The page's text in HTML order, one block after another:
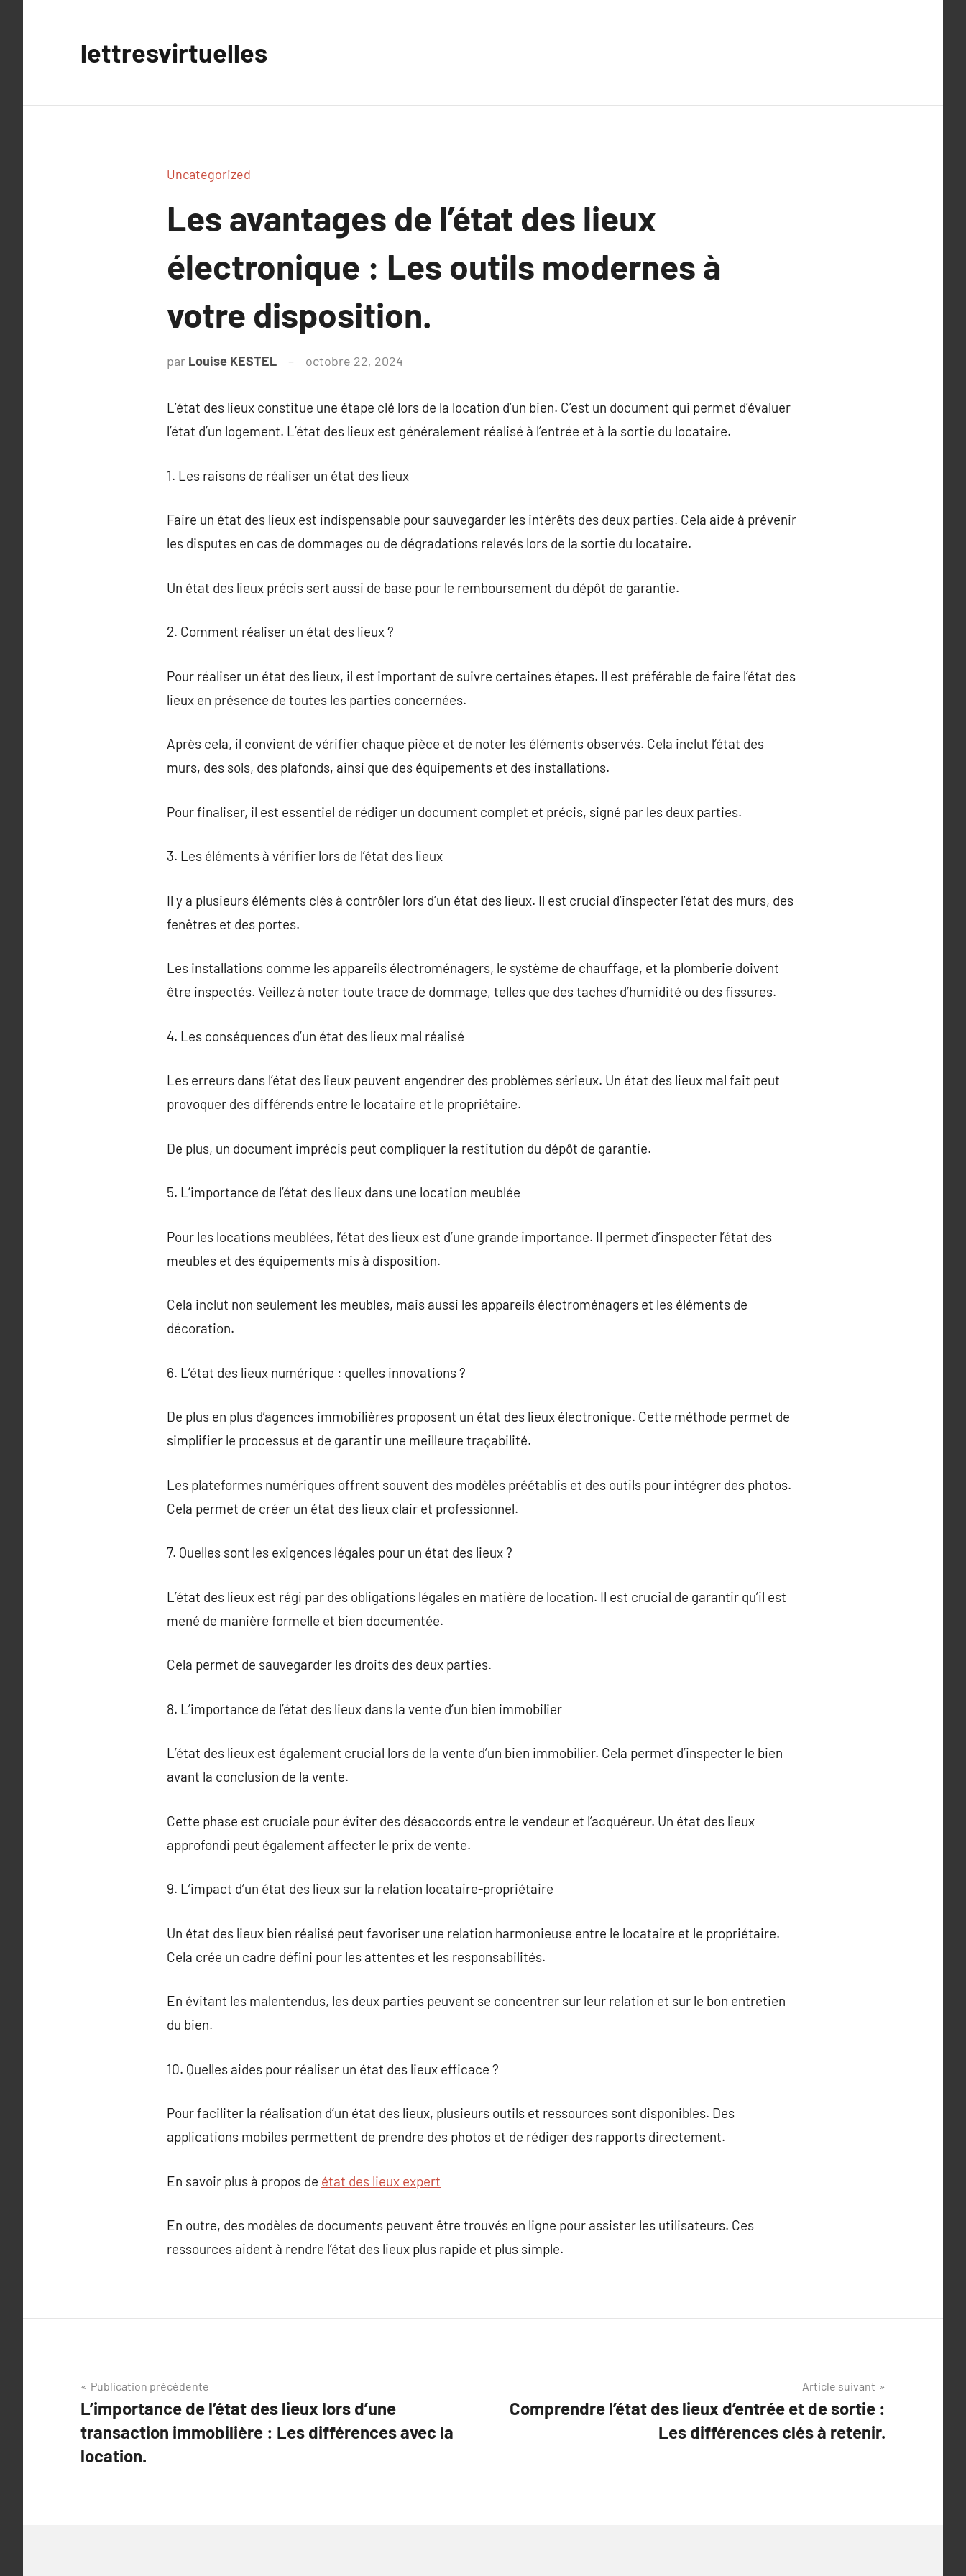
lettresvirtuelles
Uncategorized
Les avantages de l’état des lieux
électronique : Les outils modernes à
votre disposition.
par Louise KESTEL octobre 22, 2024
L’état des lieux constitue une étape clé lors de la location d’un bien. C’est un document qui permet d’évaluer
l’état d’un logement. L’état des lieux est généralement réalisé à l’entrée et à la sortie du locataire.
1. Les raisons de réaliser un état des lieux
Faire un état des lieux est indispensable pour sauvegarder les intérêts des deux parties. Cela aide à prévenir
les disputes en cas de dommages ou de dégradations relevés lors de la sortie du locataire.
Un état des lieux précis sert aussi de base pour le remboursement du dépôt de garantie.
2. Comment réaliser un état des lieux ?
Pour réaliser un état des lieux, il est important de suivre certaines étapes. Il est préférable de faire l’état des
lieux en présence de toutes les parties concernées.
Après cela, il convient de vérifier chaque pièce et de noter les éléments observés. Cela inclut l’état des
murs, des sols, des plafonds, ainsi que des équipements et des installations.
Pour finaliser, il est essentiel de rédiger un document complet et précis, signé par les deux parties.
3. Les éléments à vérifier lors de l’état des lieux
Il y a plusieurs éléments clés à contrôler lors d’un état des lieux. Il est crucial d’inspecter l’état des murs, des
fenêtres et des portes.
Les installations comme les appareils électroménagers, le système de chauffage, et la plomberie doivent
être inspectés. Veillez à noter toute trace de dommage, telles que des taches d’humidité ou des fissures.
4. Les conséquences d’un état des lieux mal réalisé
Les erreurs dans l’état des lieux peuvent engendrer des problèmes sérieux. Un état des lieux mal fait peut
provoquer des différends entre le locataire et le propriétaire.
De plus, un document imprécis peut compliquer la restitution du dépôt de garantie.
5. L’importance de l’état des lieux dans une location meublée
Pour les locations meublées, l’état des lieux est d’une grande importance. Il permet d’inspecter l’état des
meubles et des équipements mis à disposition.
Cela inclut non seulement les meubles, mais aussi les appareils électroménagers et les éléments de
décoration.
6. L’état des lieux numérique : quelles innovations ?
De plus en plus d’agences immobilières proposent un état des lieux électronique. Cette méthode permet de
simplifier le processus et de garantir une meilleure traçabilité.
Les plateformes numériques offrent souvent des modèles préétablis et des outils pour intégrer des photos.
Cela permet de créer un état des lieux clair et professionnel.
7. Quelles sont les exigences légales pour un état des lieux ?
L’état des lieux est régi par des obligations légales en matière de location. Il est crucial de garantir qu’il est
mené de manière formelle et bien documentée.
Cela permet de sauvegarder les droits des deux parties.
8. L’importance de l’état des lieux dans la vente d’un bien immobilier
L’état des lieux est également crucial lors de la vente d’un bien immobilier. Cela permet d’inspecter le bien
avant la conclusion de la vente.
Cette phase est cruciale pour éviter des désaccords entre le vendeur et l’acquéreur. Un état des lieux
approfondi peut également affecter le prix de vente.
9. L’impact d’un état des lieux sur la relation locataire-propriétaire
Un état des lieux bien réalisé peut favoriser une relation harmonieuse entre le locataire et le propriétaire.
Cela crée un cadre défini pour les attentes et les responsabilités.
En évitant les malentendus, les deux parties peuvent se concentrer sur leur relation et sur le bon entretien
du bien.
10. Quelles aides pour réaliser un état des lieux efficace ?
Pour faciliter la réalisation d’un état des lieux, plusieurs outils et ressources sont disponibles. Des
applications mobiles permettent de prendre des photos et de rédiger des rapports directement.
En savoir plus à propos de état des lieux expert
En outre, des modèles de documents peuvent être trouvés en ligne pour assister les utilisateurs. Ces
ressources aident à rendre l’état des lieux plus rapide et plus simple.
Navigation
de
l’article
Publication précédente
L’importance de l’état des lieux lors d’une
transaction immobilière : Les différences avec la
location.
Article suivant
Comprendre l’état des lieux d’entrée et de sortie :
Les différences clés à retenir.